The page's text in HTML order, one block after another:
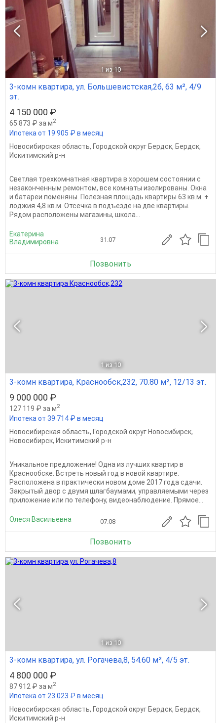
1 из 10
3-комн квартира, ул. Большевистская,2б, 63 м², 4/9
эт.
4 150 000 ₽
65 873 ₽ за м2
Ипотека от 19 905 ₽ в месяц
Новосибирская область, Городской округ Бердск, Бердск,
Искитимский р-н
Светлая трехкомнатная квартира в хорошем состоянии с
незаконченным ремонтом, все комнаты изолированы. Окна
и батареи поменяны. Полезная площадь квартиры 63 кв.м. +
лоджия 4,8 кв.м. Отсечка в подъезде на две квартиры.
Рядом расположены магазины, школа...
Екатерина
Владимировна
31.07
Позвонить
1 из 10
3-комн квартира, Краснообск,232, 70.80 м², 12/13 эт.
9 000 000 ₽
127 119 ₽ за м2
Ипотека от 39 714 ₽ в месяц
Новосибирская область, Городской округ Новосибирск,
Новосибирск, Искитимский р-н
Уникальное предложение! Одна из лучших квартир в
Краснообске. Встреть новый год в новой квартире.
Расположена в практически новом доме 2017 года сдачи.
Закрытый двор с двумя шлагбаумами, управляемыми через
приложение или по телефону, видеонаблюдение. Прямое...
Олеся Васильевна 07.08
Позвонить
1 из 10
3-комн квартира, ул. Рогачева,8, 54.60 м², 4/5 эт.
4 800 000 ₽
87 912 ₽ за м2
Ипотека от 23 023 ₽ в месяц
Новосибирская область, Городской округ Бердск, Бердск,
Искитимский р-н